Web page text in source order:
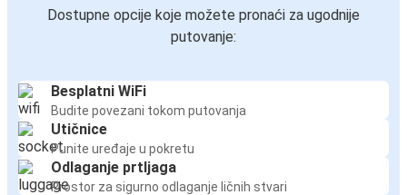
Dostupne opcije koje možete pronaći za ugodnije
putovanje:
Besplatni WiFi
Budite povezani tokom putovanja
Utičnice
Punite uređaje u pokretu
Odlaganje prtljaga
Prostor za sigurno odlaganje ličnih stvari